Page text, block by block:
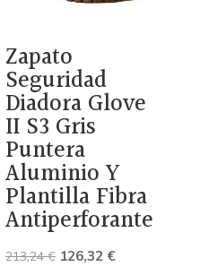
Zapato
Seguridad
Diadora Glove
II S3 Gris
Puntera
Aluminio Y
Plantilla Fibra
Antiperforante
213,24€ El
126,32 €El